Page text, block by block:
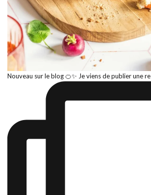
Nouveau sur le blog 🍊✨ Je viens de publier une re